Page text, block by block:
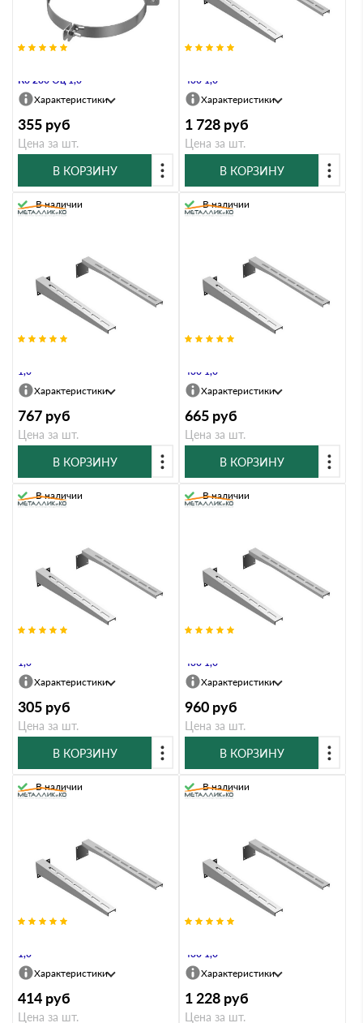
Ко 280 Оц 1,0
Характеристики
355 руб
Цена за шт.
В КОРЗИНУ
430 1,0
Характеристики
1 728 руб
Цена за шт.
В КОРЗИНУ
1,0
В наличии
Характеристики
767 руб
Цена за шт.
В КОРЗИНУ
430 1,0
В наличии
Характеристики
665 руб
Цена за шт.
В КОРЗИНУ
1,0
В наличии
Характеристики
305 руб
Цена за шт.
В КОРЗИНУ
430 1,0
В наличии
Характеристики
960 руб
Цена за шт.
В КОРЗИНУ
1,0
В наличии
Характеристики
414 руб
Цена за шт.
430 1,0
В наличии
Характеристики
1 228 руб
Цена за шт.